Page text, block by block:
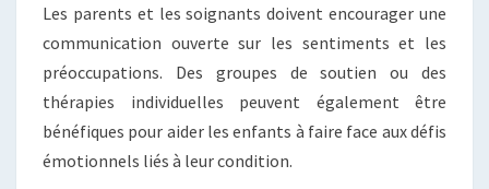
Les parents et les soignants doivent encourager une
communication ouverte sur les sentiments et les
préoccupations. Des groupes de soutien ou des
thérapies individuelles peuvent également être
bénéfiques pour aider les enfants à faire face aux défis
émotionnels liés à leur condition.